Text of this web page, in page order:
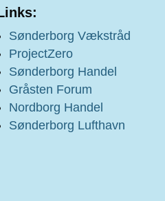
Sønderborg Vækstråd
ProjectZero
Sønderborg Handel
Gråsten Forum
Nordborg Handel
Sønderborg Lufthavn